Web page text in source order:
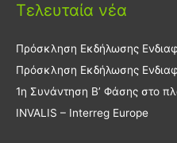
Τελευταία νέα
Πρόσκληση Εκδήλωσης
Πρόσκληση Εκδήλωσης
1η Συνάντηση Β’ Φάσης στο
INVALIS – Interreg Europe